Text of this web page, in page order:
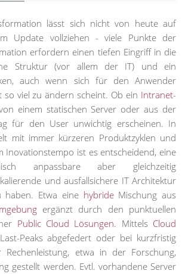
lässt sich nicht von heute auf
Update vollziehen - viele Punkte der
erfordern einen tiefen Eingriff in die
Struktur (vor allem der IT) und ein
auch wenn sich für den Anwender
so viel zu ändern scheint. Ob ein Intranet-
einem statischen Server oder aus der
für den User unwichtig erscheinen. In
mit immer kürzeren Produktzyklen und
Inovationstempo ist es entscheidend, eine
anpassbare aber gleichzeitig
und ausfallsichere IT Architektur
Etwa eine hybrideMischung aus
ergänzt durch den punktuellen
Public Cloud Lösungen. Mittels Cloud
Peaks abgefedert oder bei kurzfristig
Rechenleistung, etwa in der Forschung,
gestellt werden. Evtl. vorhandene Server